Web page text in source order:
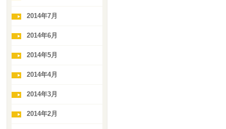
2014年7月
2014年6月
2014年5月
2014年4月
2014年3月
2014年2月